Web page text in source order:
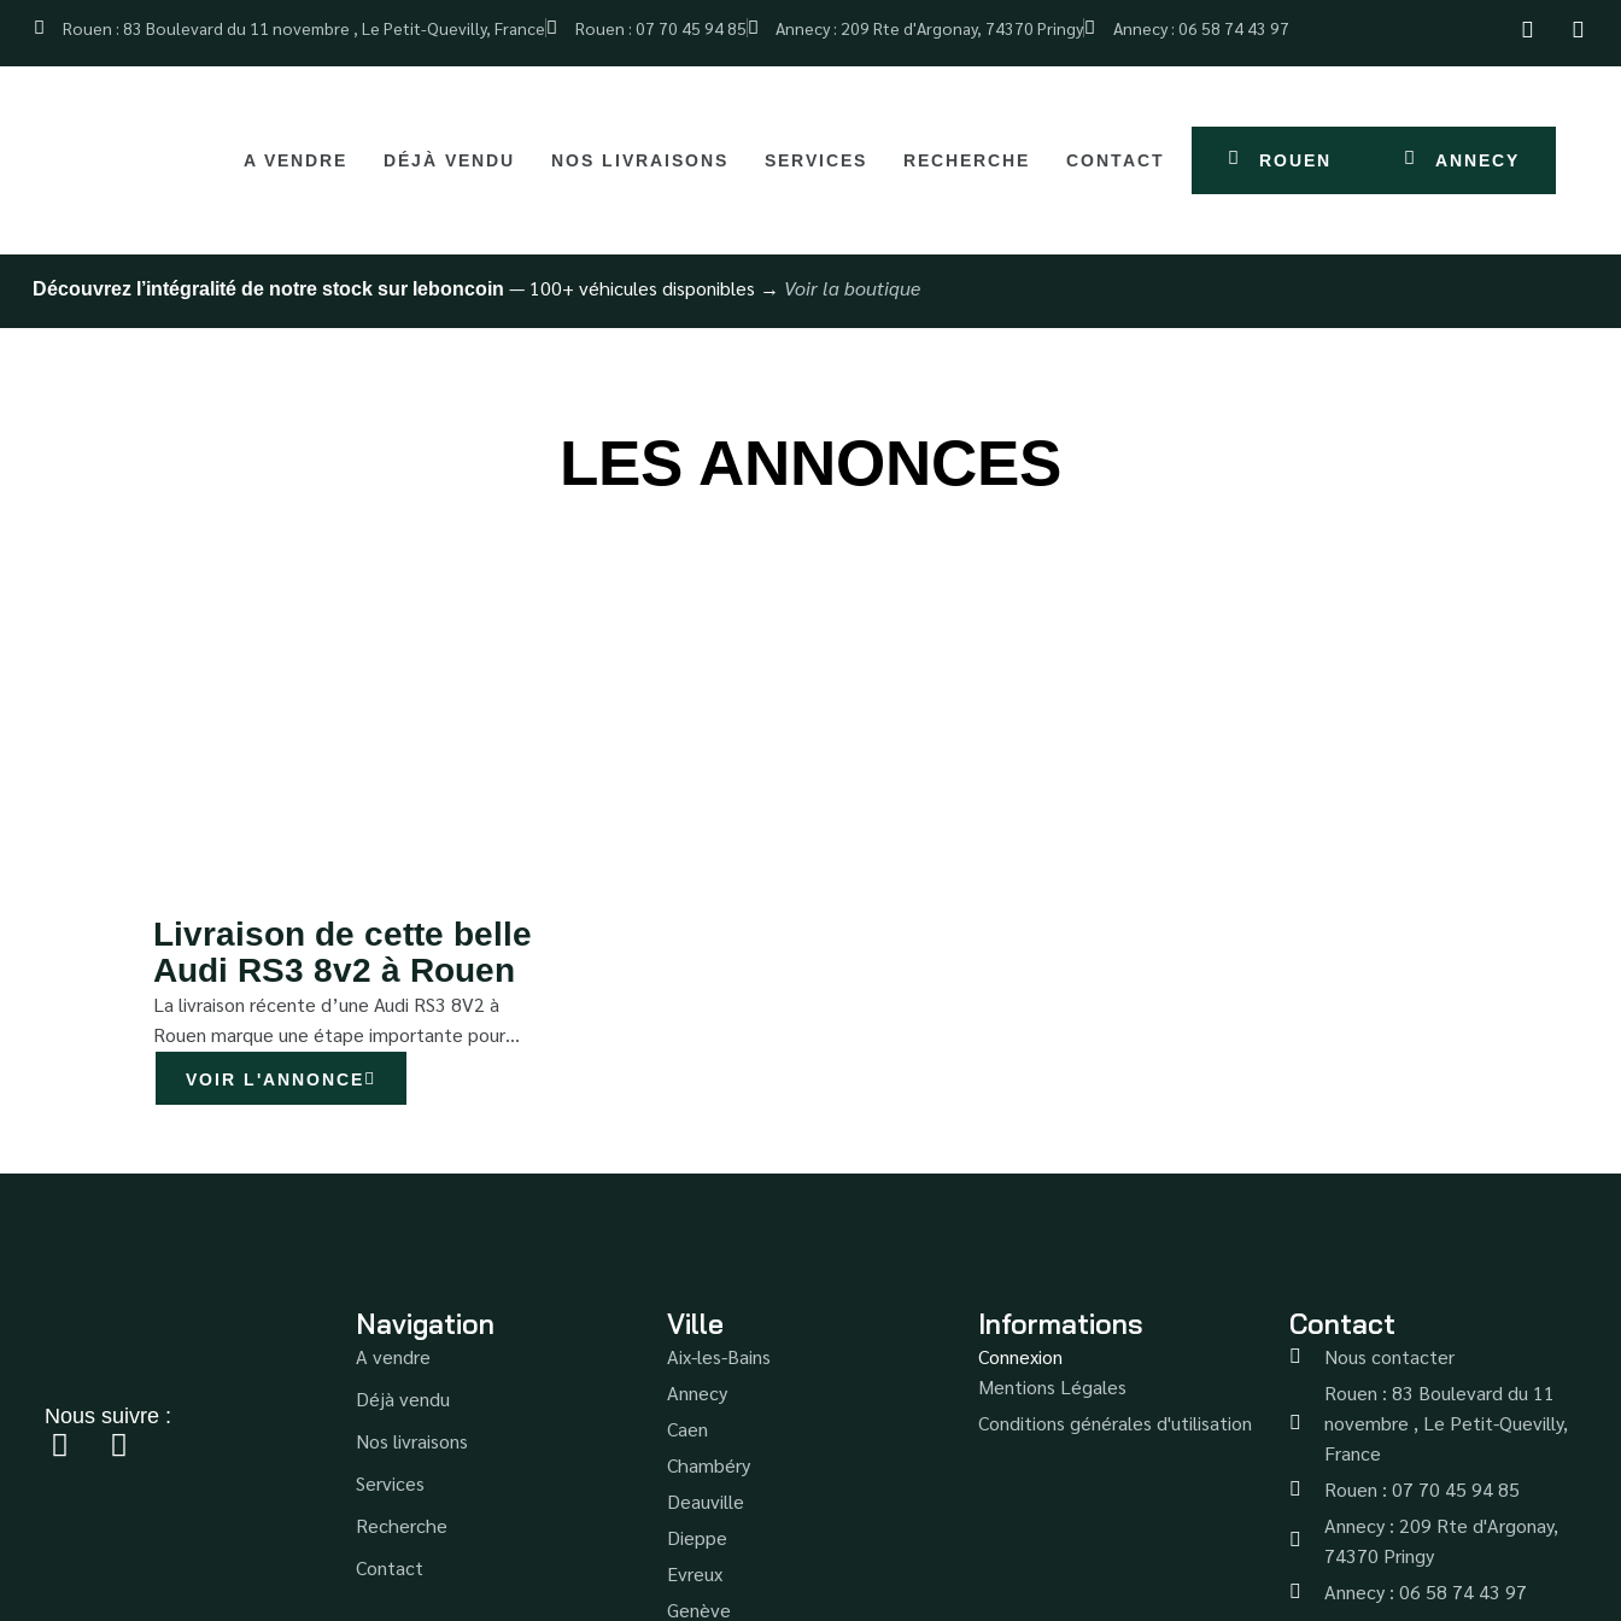
Rouen : 83 Boulevard du 11 novembre , Le Petit-Quevilly, France Rouen : 07 70 45 94 85 Annecy : 209 Rte d'Argonay, 74370 Pringy Annecy : 06 58 74 43 97
A VENDRE DÉJÀ VENDU NOS LIVRAISONS SERVICES RECHERCHE CONTACT ROUEN ANNECY
Découvrez l’intégralité de notre stock sur leboncoin — 100+ véhicules disponibles → Voir la boutique
LES ANNONCES
Livraison de cette belle
Audi RS3 8v2 à Rouen
La livraison récente d’une Audi RS3 8V2 à
Rouen marque une étape importante pour…
VOIR L'ANNONCE
Nous suivre :
Navigation
A vendre
Déjà vendu
Nos livraisons
Services
Recherche
Contact
Ville
Aix-les-Bains
Annecy
Caen
Chambéry
Deauville
Dieppe
Evreux
Genève
Informations
Connexion
Mentions Légales
Conditions générales d'utilisation
Contact
Nous contacter
Rouen : 83 Boulevard du 11
novembre , Le Petit-Quevilly,
France
Rouen : 07 70 45 94 85
Annecy : 209 Rte d'Argonay,
74370 Pringy
Annecy : 06 58 74 43 97